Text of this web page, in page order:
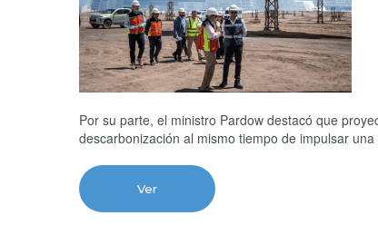
Por su parte, el ministro Pardow destacó que
descarbonización al mismo tiempo de impulsar
Ver